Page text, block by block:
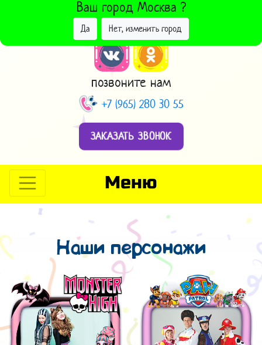
Ваш город Москва ?
Да Нет, изменить город
позвоните нам
+7 (965) 280 30 55
ЗАКАЗАТЬ ЗВОНОК
Меню
Наши персонажи